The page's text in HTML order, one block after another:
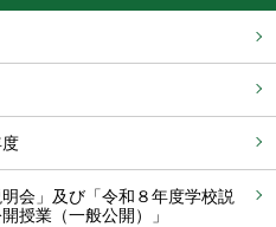
会」及び「令和８年度学校説
授業（一般公開）」